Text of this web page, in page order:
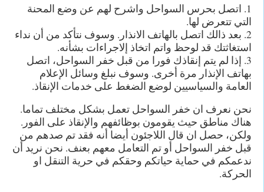
1. اتصل بحرس السواحل واشرح لهم عن وضع المحنة
التي تتعرض لها.
2. بعد ذالك اتصل بالهاتف الانذار. وسوف نتأكد من أن نداء
استغاثتك قد لوحظ واتم اتخاذ إلاجراءات بشأنه.
3. إذا لم يتم إنقاذك فورا من قبل خفر السواحل، اتصل
بهاتف الإنذار مرة أخرى. وسوف نبلغ وسائل الإعلام
العامة والسياسيين لوضع الضغط على خدمات الإنقاذ.
نحن نعرف ان خفر السواحل تعمل بشكل مختلف تماما.
هناك مناطق حيث يقومون بوظائفهم والإنقاذ على الفور.
ولكن، حصل ان قال اللاجئون أيضا أنه فقد تم صدهم من
قبل خفر السواحل أو تم التعامل معهم بعنف. نحن نريد أن
ندعمكم في حماية حياتكم وحقكم في حرية التنقل او
الحركة.